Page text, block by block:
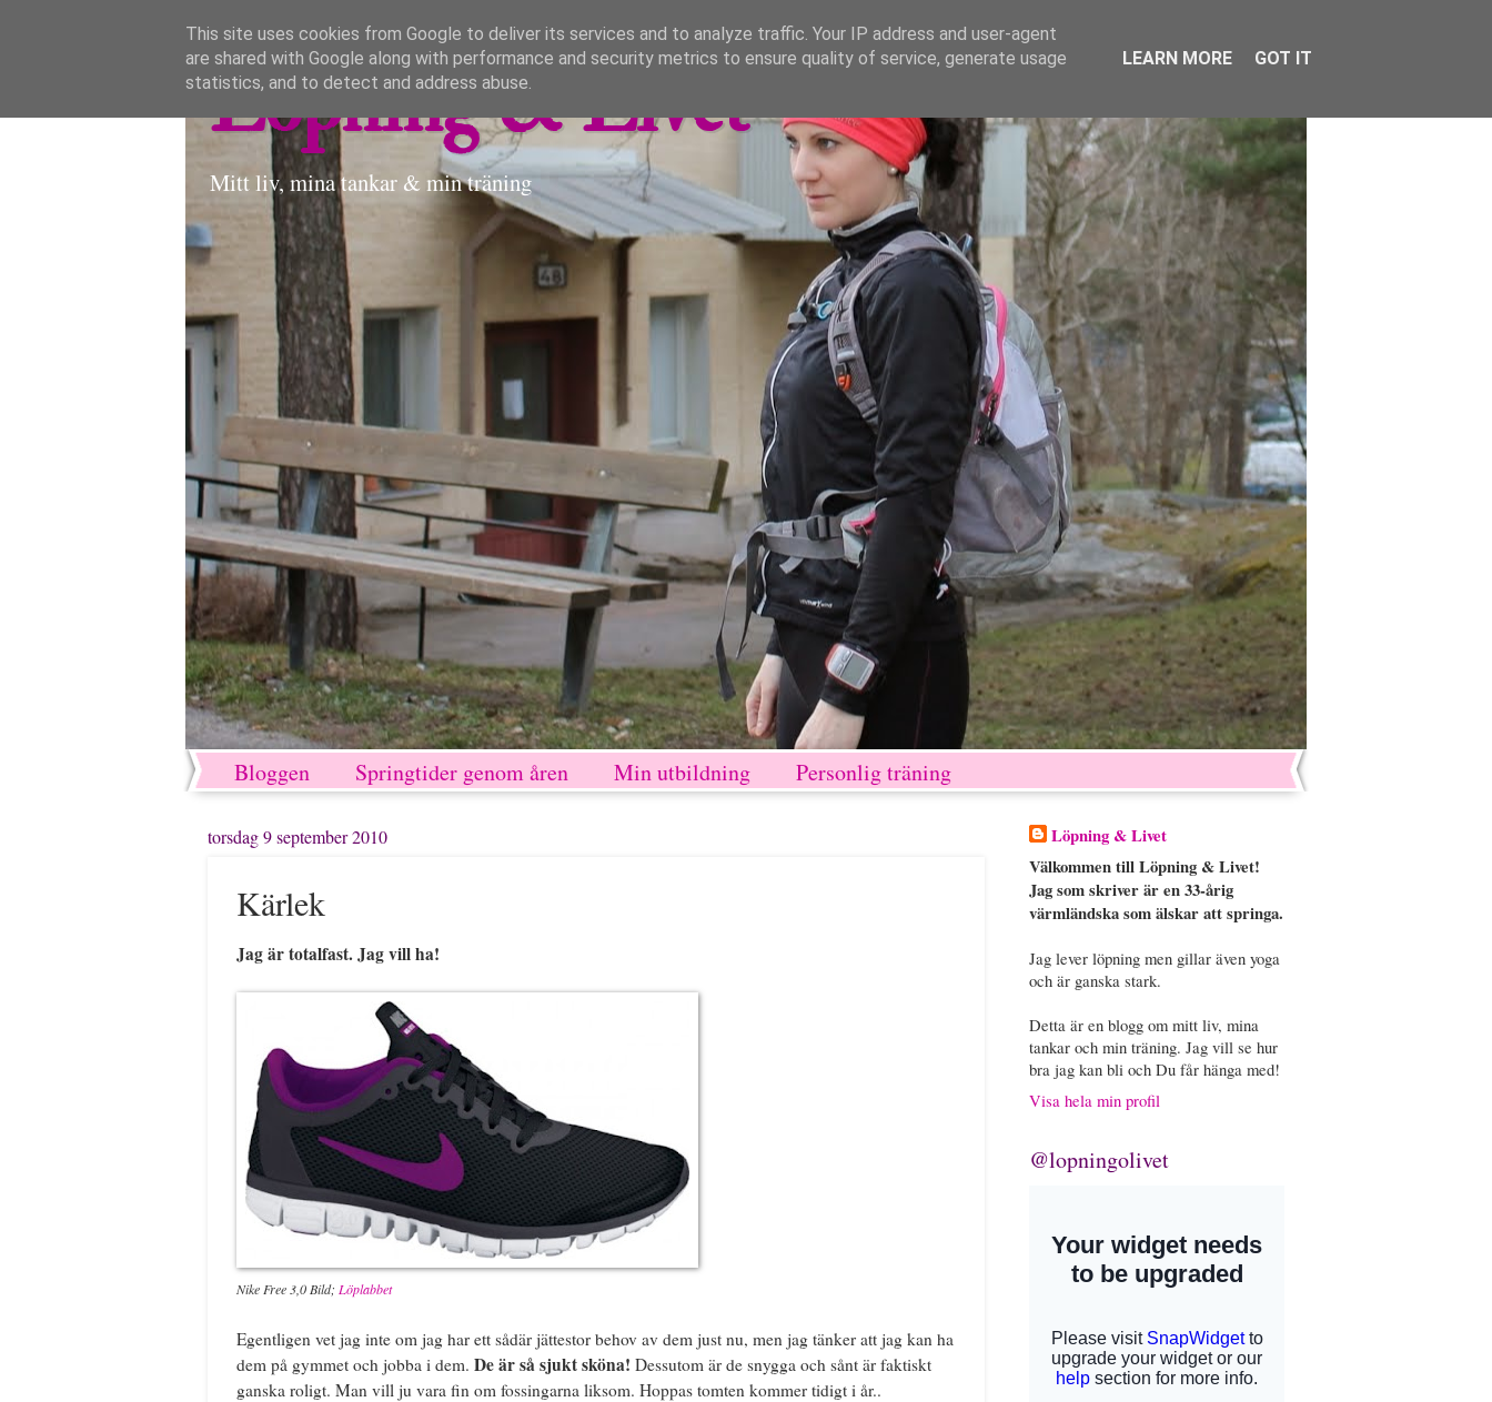
Löpning & Livet
Mitt liv, mina tankar & min träning
Bloggen Springtider genom åren Min utbildning Personlig träning
torsdag 9 september 2010
Kärlek
Jag är totalfast. Jag vill ha!
Nike Free 3,0 Bild; Löplabbet
Egentligen vet jag inte om jag har ett sådär jättestor behov av dem just nu, men jag tänker att jag kan ha
dem på gymmet och jobba i dem. De är så sjukt sköna! Dessutom är de snygga och sånt är faktiskt
ganska roligt. Man vill ju vara fin om fossingarna liksom. Hoppas tomten kommer tidigt i år..
Löpning & Livet
Välkommen till Löpning & Livet!
Jag som skriver är en 33-årig
värmländska som älskar att springa.
Jag lever löpning men gillar även yoga
och är ganska stark.
Detta är en blogg om mitt liv, mina
tankar och min träning. Jag vill se hur
bra jag kan bli och Du får hänga med!
Visa hela min profil
@lopningolivet
This site uses cookies from Google to deliver its services and to analyze traffic. Your IP address and user-agent
are shared with Google along with performance and security metrics to ensure quality of service, generate usage
statistics, and to detect and address abuse.
LEARN MORE GOT IT